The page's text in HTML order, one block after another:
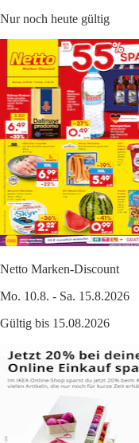
Nur noch heute gültig
Netto Marken-Discount
Mo. 10.8. - Sa. 15.8.2026
Gültig bis 15.08.2026